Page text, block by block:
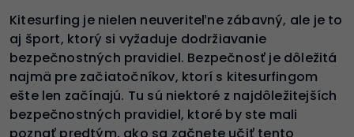
Kitesurfing je nielen neuveriteľne zábavný, ale je to
aj šport, ktorý si vyžaduje dodržiavanie
bezpečnostných pravidiel. Bezpečnosť je dôležitá
najmä pre začiatočníkov, ktorí s kitesurfingom
ešte len začínajú. Tu sú niektoré z najdôležitejších
bezpečnostných pravidiel, ktoré by ste mali